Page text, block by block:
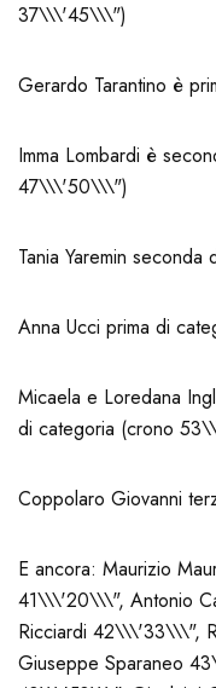
37\\\'45\\\")
Gerardo Tarantino è
Imma Lombardi è
47\\\'50\\\")
Tania Yaremin
Anna Ucci prima di
Micaela e Loredana
di categoria (crono
Coppolaro Giovanni
E ancora: Maurizio
41\\\'20\\\", Antonio
Ricciardi 42\\\'33\\\",
Giuseppe Sparaneo